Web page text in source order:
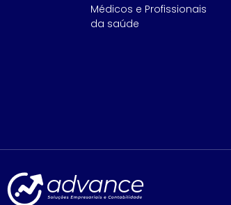
Médicos e Profissionais
da saúde